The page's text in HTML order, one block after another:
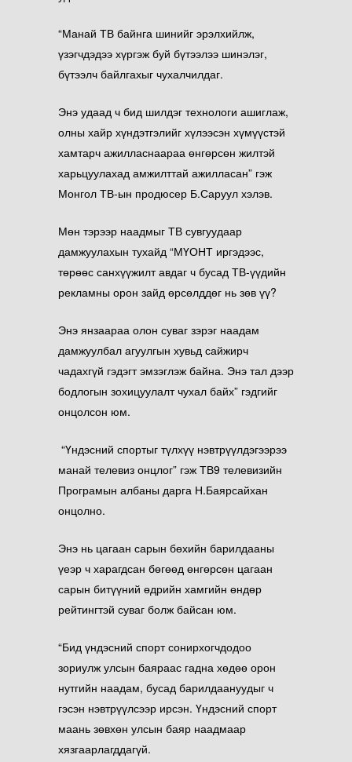
“Манай ТВ байнга шинийг эрэлхийлж,
үзэгчдэдээ хүргэж буй бүтээлээ шинэлэг,
бүтээлч байлгахыг чухалчилдаг.
Энэ удаад ч бид шилдэг технологи ашиглаж,
олны хайр хүндэтгэлийг хүлээсэн хүмүүстэй
хамтарч ажилласнаараа өнгөрсөн жилтэй
харьцуулахад амжилттай ажилласан” гэж
Монгол ТВ-ын продюсер Б.Саруул хэлэв.
Мөн тэрээр наадмыг ТВ сувгуудаар
дамжуулахын тухайд “МҮОНТ иргэдээс,
төрөөс санхүүжилт авдаг ч бусад ТВ-үүдийн
рекламны орон зайд өрсөлддөг нь зөв үү?
Энэ янзаараа олон суваг зэрэг наадам
дамжуулбал агуулгын хувьд сайжирч
чадахгүй гэдэгт эмзэглэж байна. Энэ тал дээр
бодлогын зохицуулалт чухал байх” гэдгийг
онцолсон юм.
“Үндэсний спортыг түлхүү нэвтрүүлдэгээрээ
манай телевиз онцлог” гэж ТВ9 телевизийн
Програмын албаны дарга Н.Баярсайхан
онцолно.
Энэ нь цагаан сарын бөхийн барилдааны
үеэр ч харагдсан бөгөөд өнгөрсөн цагаан
сарын битүүний өдрийн хамгийн өндөр
рейтингтэй суваг болж байсан юм.
“Бид үндэсний спорт сонирхогчдодоо
зориулж улсын баяраас гадна хөдөө орон
нутгийн наадам, бусад барилдаануудыг ч
гэсэн нэвтрүүлсээр ирсэн. Үндэсний спорт
маань зөвхөн улсын баяр наадмаар
хязгаарлагддагүй.